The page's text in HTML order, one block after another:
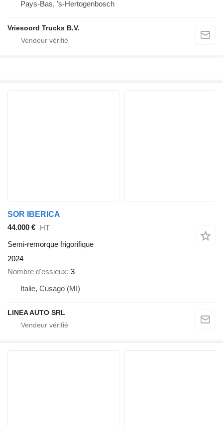
Pays-Bas, 's-Hertogenbosch
Vriesoord Trucks B.V.
SOR IBERICA
44.000 € HT
Semi-remorque frigorifique
2024
Nombre d'essieux 3
Italie, Cusago (MI)
LINEA AUTO SRL